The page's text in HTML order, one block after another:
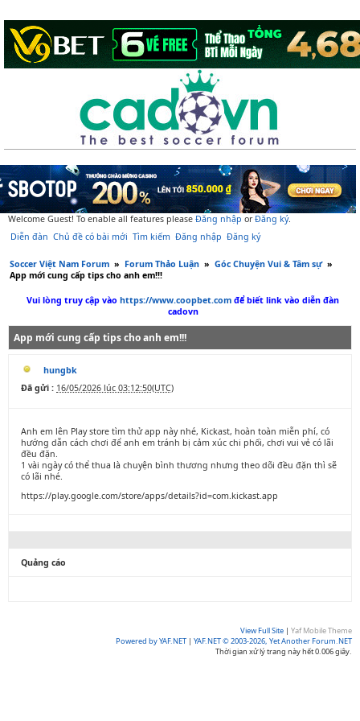
Welcome Guest! To enable all features please Đăng nhập orĐăng ký.
Diễn đàn Chủ đề có bài mới Tìm kiếm Đăng nhập Đăng ký
Soccer Việt Nam Forum » Forum Thảo Luận » Góc Chuyện Vui & Tâm sự »
App mới cung cấp tips cho anh em!!!
Vui lòng truy cập vàohttps://www.coopbet.comđể biết link vào diễn đàn
cadovn
App mới cung cấp tips cho anh em!!!
hungbk
Đã gửi : 16/05/2026 lúc 03:12:50(UTC)
Anh em lên Play store tìm thử app này nhé, Kickast, hoàn toàn miễn phí, có
hướng dẫn cách chơi để anh em tránh bị cảm xúc chi phối, chơi vui vẻ có lãi
đều đặn.
1 vài ngày có thể thua là chuyện bình thương nhưng theo dõi đều đặn thì sẽ
có lãi nhé.
https://play.google.com/store/apps/details?id=com.kickast.app
Quảng cáo
View Full Site | Yaf Mobile Theme
Powered by YAF.NET | YAF.NET © 2003-2026, Yet Another Forum.NET
Thời gian xử lý trang này hết 0.006 giây.